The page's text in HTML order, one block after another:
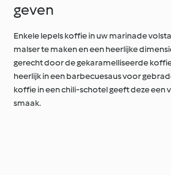
geven
Enkele lepels koffie in uw marinade
malser te maken en een heerlijke
gerecht door de gekaramelliseerde
heerlijk in een barbecuesaus voor
koffie in een chili-schotel geeft deze een
smaak.